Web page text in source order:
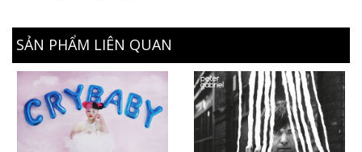
SẢN PHẨM LIÊN QUAN